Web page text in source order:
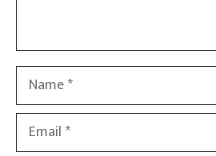
Name
Email